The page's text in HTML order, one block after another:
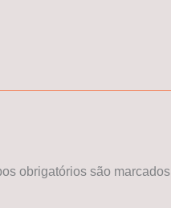
obrigatórios são marcados